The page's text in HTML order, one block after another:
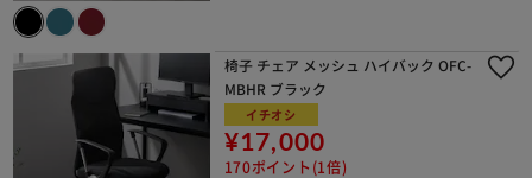
椅子 チェア メッシュ ハイバック OFC-
MBHR ブラック
イチオシ
¥17,000
170ポイント(1倍)